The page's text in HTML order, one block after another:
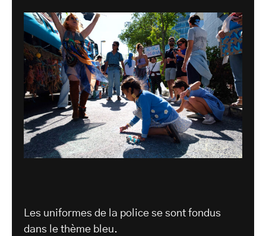
Les uniformes de la police se sont fondus
dans le thème bleu.